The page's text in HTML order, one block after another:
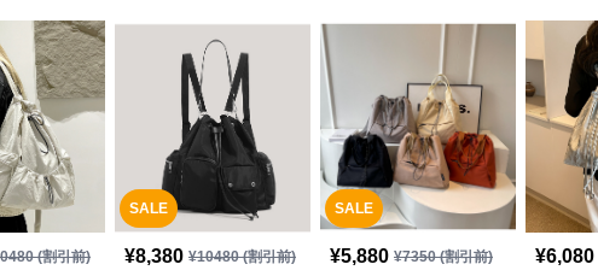
(割引前)
SALE
¥8,380 ¥10480(割引前)
SALE
¥5,880 ¥7350(割引前) ¥6,080